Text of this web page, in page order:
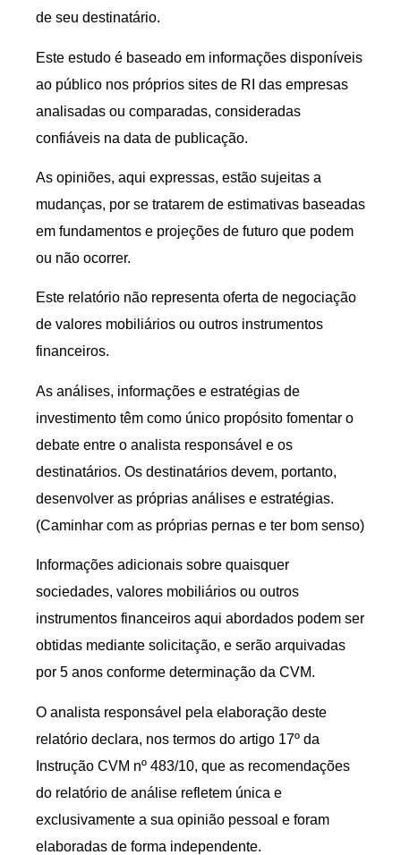
de seu destinatário.
Este estudo é baseado em informações disponíveis
ao público nos próprios sites de RI das empresas
analisadas ou comparadas, consideradas
confiáveis na data de publicação.
As opiniões, aqui expressas, estão sujeitas a
mudanças, por se tratarem de estimativas baseadas
em fundamentos e projeções de futuro que podem
ou não ocorrer.
Este relatório não representa oferta de negociação
de valores mobiliários ou outros instrumentos
financeiros.
As análises, informações e estratégias de
investimento têm como único propósito fomentar o
debate entre o analista responsável e os
destinatários. Os destinatários devem, portanto,
desenvolver as próprias análises e estratégias.
(Caminhar com as próprias pernas e ter bom senso)
Informações adicionais sobre quaisquer
sociedades, valores mobiliários ou outros
instrumentos financeiros aqui abordados podem ser
obtidas mediante solicitação, e serão arquivadas
por 5 anos conforme determinação da CVM.
O analista responsável pela elaboração deste
relatório declara, nos termos do artigo 17º da
Instrução CVM nº 483/10, que as recomendações
do relatório de análise refletem única e
exclusivamente a sua opinião pessoal e foram
elaboradas de forma independente.